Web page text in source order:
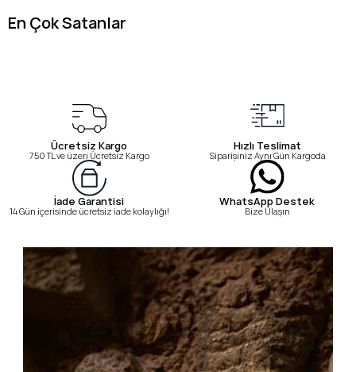
En Çok Satanlar
Ücretsiz Kargo
750 TL ve üzeri Ücretsiz Kargo
Hızlı Teslimat
Siparişiniz Aynı Gün Kargoda
İade Garantisi
14 Gün içerisinde ücretsiz iade kolaylığı!
WhatsApp Destek
Bize Ulaşın